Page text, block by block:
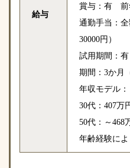
給与
賞与：有 前
通勤手当：
30000円）
試用期間：有
期間：3か月
年収モデル：
30代：407万
50代：～468
年齢経験に